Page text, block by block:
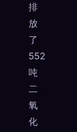
排
放
了
552
吨
二
氧
化